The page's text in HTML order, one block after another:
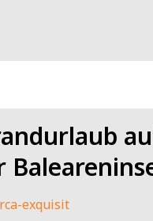
exquisit